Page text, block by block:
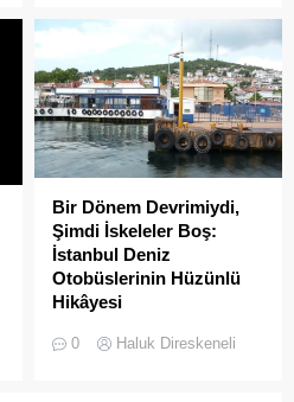
hareketlilik dikkat çekiyor.
Bir Dönem Devrimiydi,
Şimdi İskeleler Boş:
İstanbul Deniz
Otobüslerinin Hüzünlü
Hikâyesi
İstanbul’da deniz ulaşımı,
0 Haluk Direskeneli